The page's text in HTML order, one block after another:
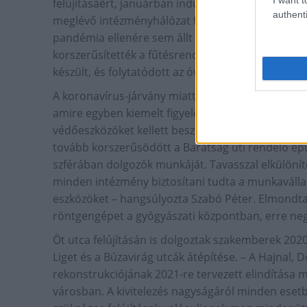
felújításáért, januárban indul a kivitelezés.
meglévő intézményhálózat folyamatos
pandémia ellenére sem állt meg az élet ezen a
korszerűsítették a fűtésrendszert és
készült, és folytatódott az óvodaudvarokon a
A koronavírus-járvány miatt nagy feladat hárult
amire egyben kiemelt figyelem irányult. A
védőeszközöket kellett beszerezni, létszámot
tovább korszerűsödött a Barátság úti rendelő
szférában dolgozók munkáját. Tavasszal
minden intézmény biztosítani tudta a
eszközöket – hangsúlyozta Szabó Péter.
röntgengépet a gyógyászati központban, erre
Öt utca felújításán is dolgoztak szakemberek
Liget és a Búzavirág utcák átépítése. – A Hajnal,
rekonstrukciójának 2021-re tervezett elindítása
városban. A kivitelezés nagyságáról minden